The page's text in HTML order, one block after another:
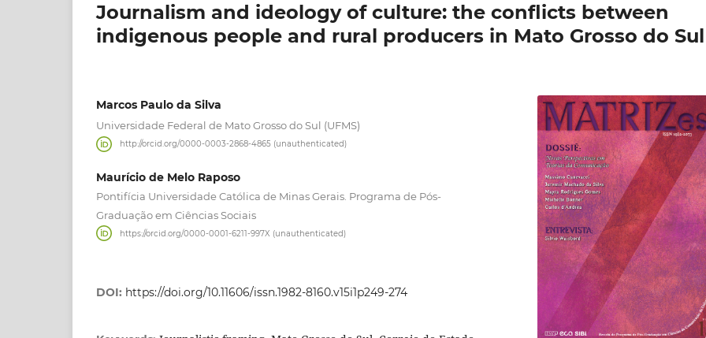
Journalism and ideology of culture: the conflicts between
indigenous people and rural producers in Mato Grosso do Sul
Marcos Paulo da Silva
Universidade Federal de Mato Grosso do Sul (UFMS)
http://orcid.org/0000-0003-2868-4865 (unauthenticated)
Maurício de Melo Raposo
Pontifícia Universidade Católica de Minas Gerais. Programa de Pós-
Graduação em Ciências Sociais
https://orcid.org/0000-0001-6211-997X (unauthenticated)
DOI: https://doi.org/10.11606/issn.1982-8160.v15i1p249-274